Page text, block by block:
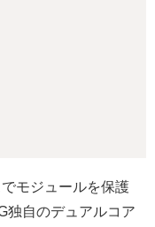
モジュールを保護
独自のデュアルコア